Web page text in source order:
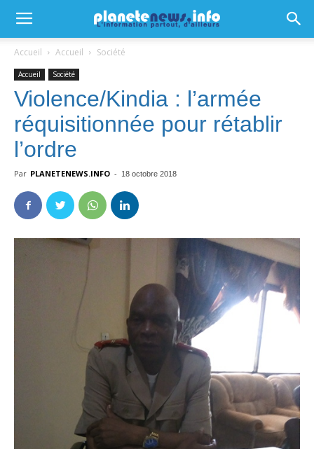
Accueil Accueil Société
Accueil Société
Violence/Kindia : l’armée
réquisitionnée pour rétablir
l’ordre
Par PLANETENEWS.INFO - 18 octobre 2018